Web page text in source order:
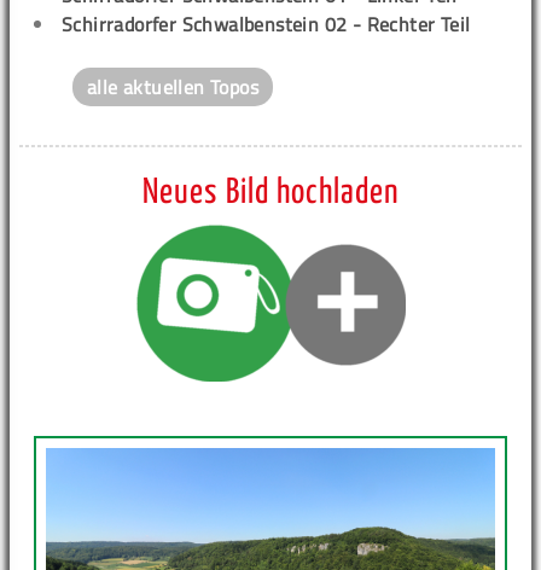
Schirradorfer Schwalbenstein 02 - Rechter Teil
alle aktuellen Topos
Neues Bild hochladen